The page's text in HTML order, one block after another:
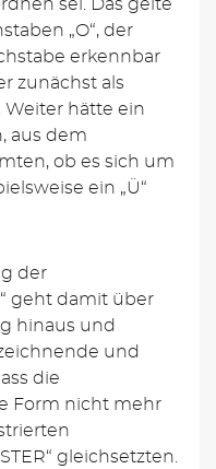
sei. Das gelte
„O“, der
erkennbar
zunächst als
Weiter hätte ein
aus dem
ob es sich um
ein „Ü“
der
geht damit über
hinaus und
und
die
Form nicht mehr
gleichsetzten.